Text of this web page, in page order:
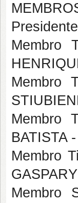
Membro
Membro
Membro
BATISTA
Membro
Membro